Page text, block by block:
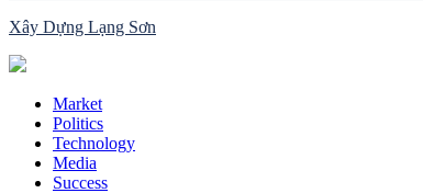
Xây Dựng Lạng Sơn
Market
Politics
Technology
Media
Success